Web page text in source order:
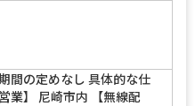
間の定めなし 具体的な仕
業】 尼崎市内 【無線配